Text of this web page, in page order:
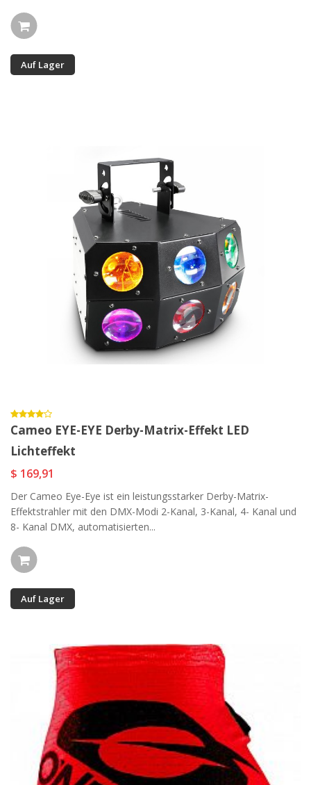
Auf Lager
Cameo EYE-EYE Derby-Matrix-Effekt LED
Lichteffekt
$ 169,91
Der Cameo Eye-Eye ist ein leistungsstarker Derby-Matrix-
Effektstrahler mit den DMX-Modi 2-Kanal, 3-Kanal, 4- Kanal und
8- Kanal DMX, automatisierten...
Auf Lager